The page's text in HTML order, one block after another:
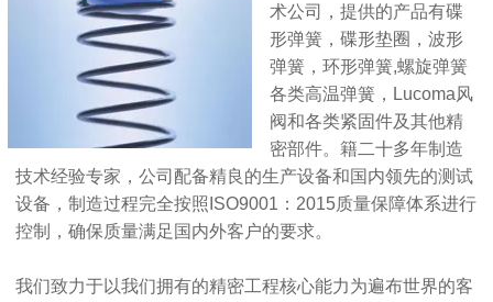
术公司，提供的产品有碟
形弹簧，碟形垫圈，波形
弹簧，环形弹簧,螺旋弹簧
各类高温弹簧，Lucoma风
阀和各类紧固件及其他精
密部件。籍二十多年制造
技术经验专家，公司配备精良的生产设备和国内领先的测试
设备，制造过程完全按照ISO9001：2015质量保障体系进行
控制，确保质量满足国内外客户的要求。
我们致力于以我们拥有的精密工程核心能力为遍布世界的客